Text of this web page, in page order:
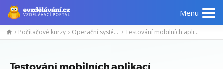
Menu
Manažerské
Odborné
Počítačové
Počítačové kurzy Operační systémy Testování mobilních aplikací
Testování mobilních aplikací